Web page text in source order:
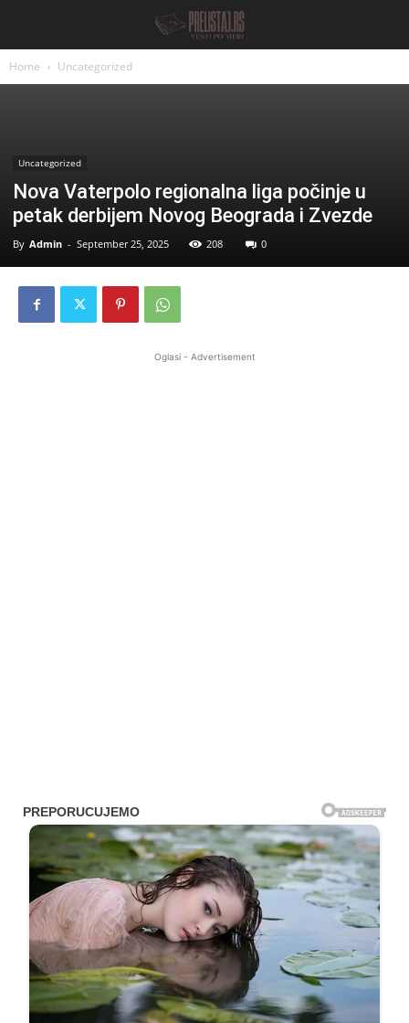
Home Uncategorized
Uncategorized
Nova Vaterpolo regionalna liga počinje u
petak derbijem Novog Beograda i Zvezde
By Admin - September 25, 2025 208 0
Oglasi - Advertisement